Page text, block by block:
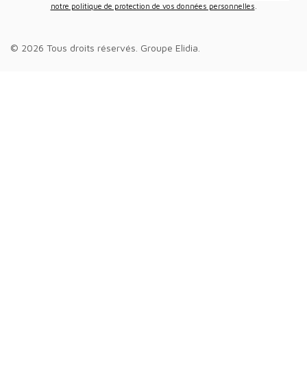
notre politique de protection de vos données personnelles
© 2026 Tous droits réservés. Groupe Elidia